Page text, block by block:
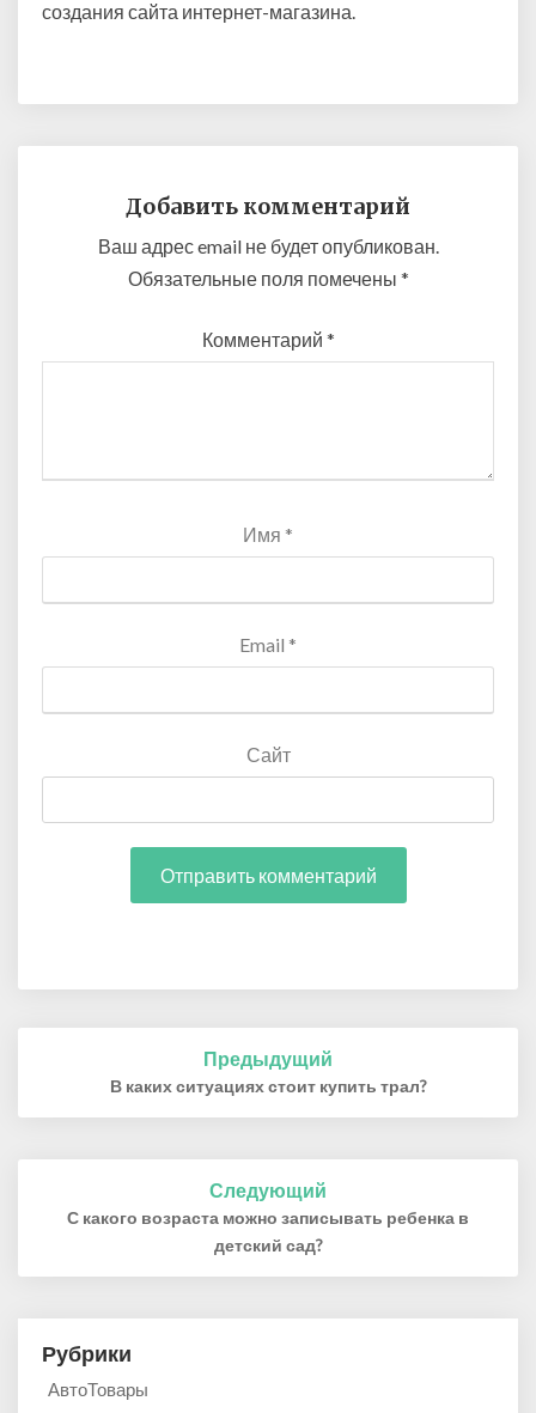
создания сайта интернет-магазина.
Добавить комментарий
Ваш адрес email не будет опубликован.
Обязательные поля помечены *
Комментарий *
Имя *
Email *
Сайт
записям
Предыдущий
В каких ситуациях стоит купить трал?
Следующий
С какого возраста можно записывать ребенка в
детский сад?
Рубрики
АвтоТовары